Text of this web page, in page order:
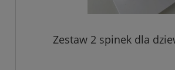
Zestaw 2 spinek dla